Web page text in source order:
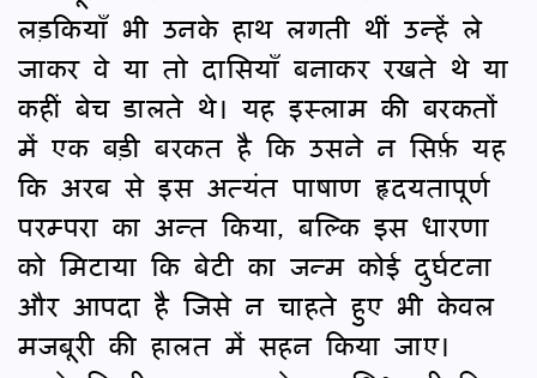
लड़कियाँ भी उनके हाथ लगती थीं उन्हें ले
जाकर वे या तो दासियाँ बनाकर रखते थे या
कहीं बेच डालते थे। यह इस्लाम की बरकतों
में एक बड़ी बरकत है कि उसने न सिर्फ़ यह
कि अरब से इस अत्यंत पाषाण हृदयतापूर्ण
परम्परा का अन्त किया, बल्कि इस धारणा
को मिटाया कि बेटी का जन्म कोई दुर्घटना
और आपदा है जिसे न चाहते हुए भी केवल
मजबूरी की हालत में सहन किया जाए।